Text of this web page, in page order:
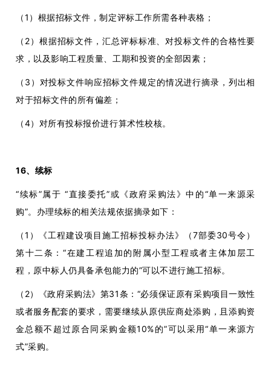
（1）根据招标文件，制定评标工作所需各种表格；
（2）根据招标文件，汇总评标标准、对投标文件的合格性要
求，以及影响工程质量、工期和投资的全部因素；
（3）对投标文件响应招标文件规定的情况进行摘录，列出相
对于招标文件的所有偏差；
（4）对所有投标报价进行算术性校核。
16、续标
“续标”属于 “直接委托”或《政府采购法》中的“单一来源采
购”。办理续标的相关法规依据摘录如下：
（1）《工程建设项目施工招标投标办法》（7部委30号令）
第十二条：“在建工程追加的附属小型工程或者主体加层工
程，原中标人仍具备承包能力的”可以不进行施工招标。
（2）《政府采购法》第31条：“必须保证原有采购项目一致性
或者服务配套的要求，需要继续从原供应商处添购，且添购资
金总额不超过原合同采购金额10%的”可以采用“单一来源方
式”采购。